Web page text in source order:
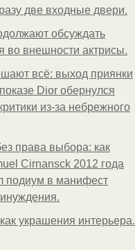
две входные двери.
обсуждать
во внешности актрисы.
всё: выход приянки
Dior обернулся
из-за небрежного
права выбора: как
Cirnansck 2012 года
подиум в манифест
украшения интерьера.